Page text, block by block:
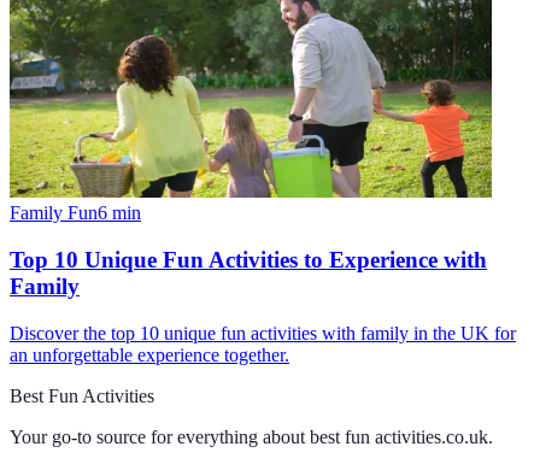
Family Fun6 min
Top 10 Unique Fun Activities to Experience with
Family
Discover the top 10 unique fun activities with family in the UK for
an unforgettable experience together.
Best Fun Activities
Your go-to source for everything about best fun activities.co.uk.